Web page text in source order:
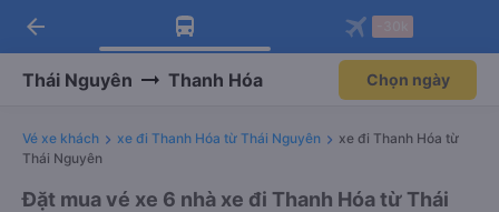
Tải app Vexere ngay!
Nhận ưu đãi thành viên độc
Mở app
Tải app Vexere
-30k/ghế khi đặt vé máy bay qua
Mở app
arrow_back
Thái Nguyên Thanh Hóa Chọn ngày
Vé xe khách xe đi Thanh Hóa từ Thái Nguyên
xe đi Thanh Hóa từ
Thái Nguyên
Đặt mua vé xe 6 nhà xe đi Thanh Hóa từ Thái